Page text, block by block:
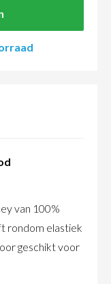
van 100%
rondom elastiek
geschikt voor